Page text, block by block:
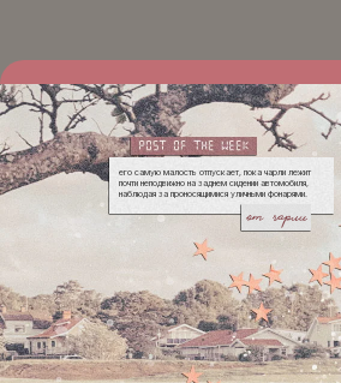
чарли
его самую малость отпускает, пока чарли лежит
почти неподвижно на заднем сидении автомобиля,
наблюдая за проносящимися уличными фонарями.